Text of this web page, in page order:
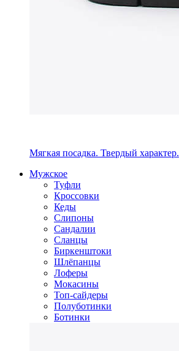
Мягкая посадка. Твердый характер.
Мужское
Туфли
Кроссовки
Кеды
Слипоны
Сандалии
Сланцы
Биркенштоки
Шлёпанцы
Лоферы
Мокасины
Топ-сайдеры
Полуботинки
Ботинки